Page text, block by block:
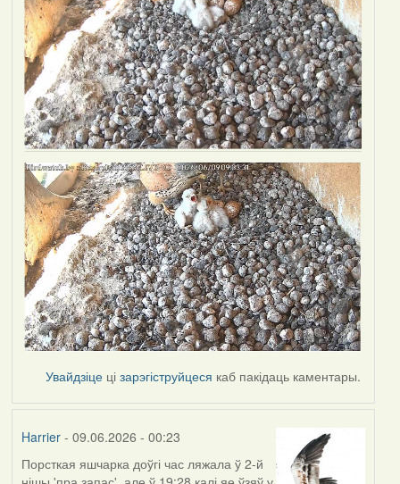
Увайдзіце цізарэгіструйцеся каб пакідаць каментары.
Harrier- 09.06.2026 - 00:23
Порсткая яшчарка доўгі час ляжала ў 2-й